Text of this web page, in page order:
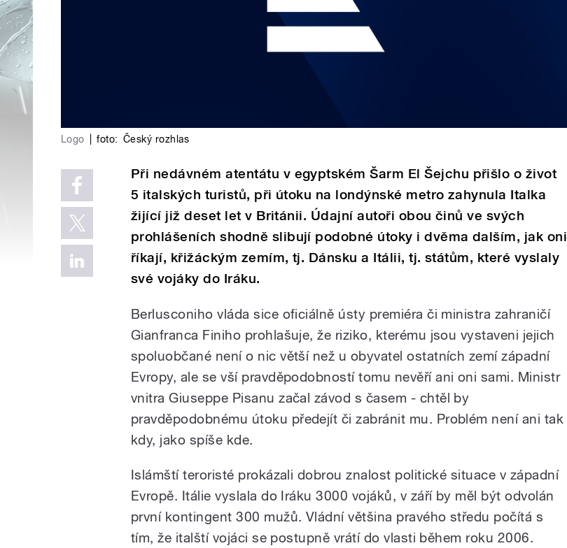
Logo foto: Český rozhlas
Při nedávném atentátu v egyptském Šarm El Šejchu přišlo o život
5 italských turistů, při útoku na londýnské metro zahynula Italka
žijící již deset let v Británii. Údajní autoři obou činů ve svých
prohlášeních shodně slibují podobné útoky i dvěma dalším, jak oni
říkají, křižáckým zemím, tj. Dánsku a Itálii, tj. státům, které vyslaly
své vojáky do Iráku.
Berlusconiho vláda sice oficiálně ústy premiéra či ministra zahraničí
Gianfranca Finiho prohlašuje, že riziko, kterému jsou vystaveni jejich
spoluobčané není o nic větší než u obyvatel ostatních zemí západní
Evropy, ale se vší pravděpodobností tomu nevěří ani oni sami. Ministr
vnitra Giuseppe Pisanu začal závod s časem - chtěl by
pravděpodobnému útoku předejít či zabránit mu. Problém není ani tak
kdy, jako spíše kde.
Islámští teroristé prokázali dobrou znalost politické situace v západní
Evropě. Itálie vyslala do Iráku 3000 vojáků, v září by měl být odvolán
první kontingent 300 mužů. Vládní většina pravého středu počítá s
tím, že italští vojáci se postupně vrátí do vlasti během roku 2006.